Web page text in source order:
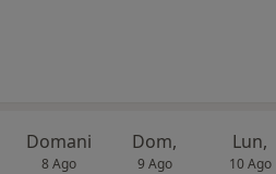
Domani
8 Ago
Dom,
9 Ago
Lun,
10 Ago